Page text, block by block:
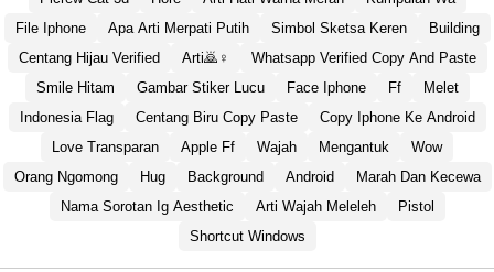
File Iphone
Apa Arti Merpati Putih Simbol Sketsa Keren
Building
Centang Hijau Verified
Arti🙇♀️
Whatsapp Verified Copy And Paste
Smile Hitam
Gambar Stiker Lucu Face Iphone Ff
Melet
Indonesia Flag
Centang Biru Copy Paste
Copy Iphone Ke Android
Love Transparan
Apple Ff Wajah Mengantuk
Wow
Orang Ngomong
Hug Background Android
Marah Dan Kecewa
Nama Sorotan Ig Aesthetic
Arti Wajah Meleleh
Pistol
Shortcut Windows